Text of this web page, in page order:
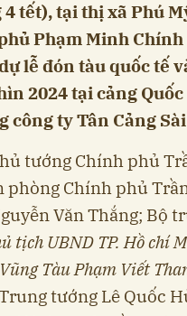
tết), tại thị xã Phú
Phạm Minh
lễ đón tàu quốc tế
2024 tại cảng
công ty Tân Cảng
tướng Chính phủ
Chính phủ
Văn Thắng; Bộ
tịch UBND TP. Hồ chí
Tàu Phạm Viết
tướng Lê Quốc